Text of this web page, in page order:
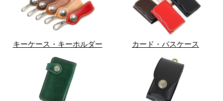
キーケース・キーホルダー カード・パスケース